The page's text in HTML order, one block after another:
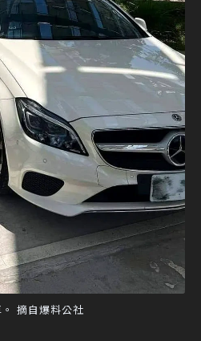
摘自爆料公社